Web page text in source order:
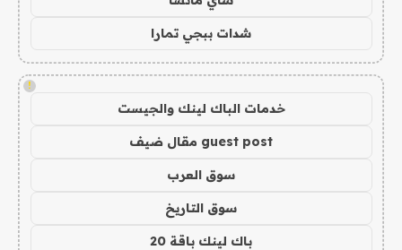
شدات ببجي تمارا
!
خدمات الباك لينك والجيست
guest post مقال ضيف
سوق العرب
سوق التاريخ
باك لينك باقة 20